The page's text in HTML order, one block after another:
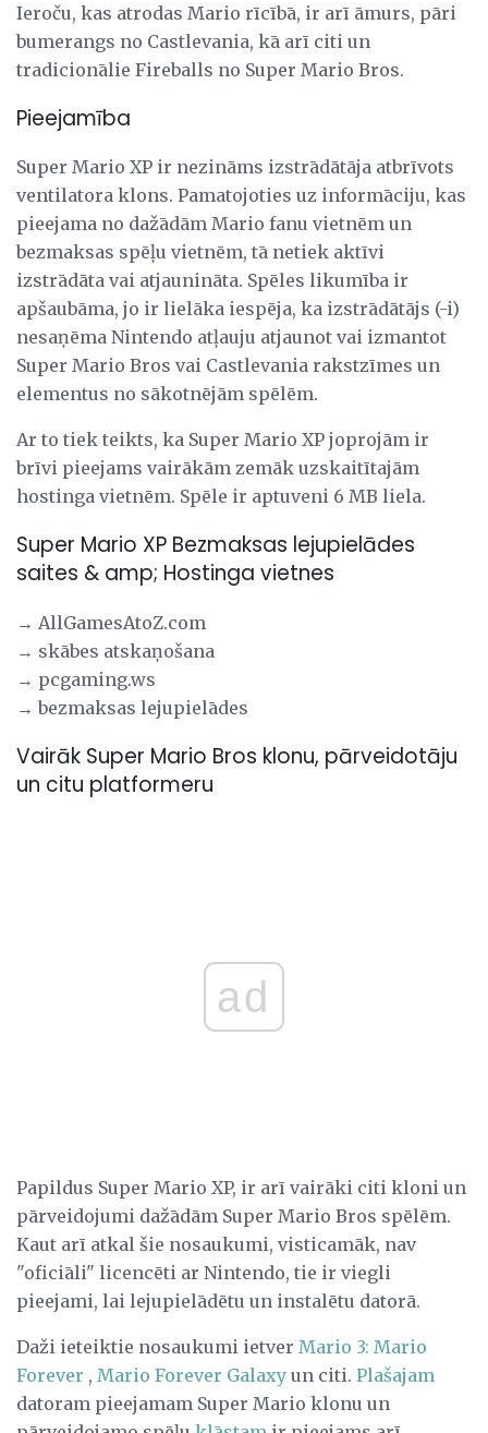
Ieroču, kas atrodas Mario rīcībā, ir arī āmurs, pāri
bumerangs no Castlevania, kā arī citi un
tradicionālie Fireballs no Super Mario Bros.
Pieejamība
Super Mario XP ir nezināms izstrādātāja atbrīvots
ventilatora klons. Pamatojoties uz informāciju, kas
pieejama no dažādām Mario fanu vietnēm un
bezmaksas spēļu vietnēm, tā netiek aktīvi
izstrādāta vai atjaunināta. Spēles likumība ir
apšaubāma, jo ir lielāka iespēja, ka izstrādātājs (-i)
nesaņēma Nintendo atļauju atjaunot vai izmantot
Super Mario Bros vai Castlevania rakstzīmes un
elementus no sākotnējām spēlēm.
Ar to tiek teikts, ka Super Mario XP joprojām ir
brīvi pieejams vairākām zemāk uzskaitītajām
hostinga vietnēm. Spēle ir aptuveni 6 MB liela.
Super Mario XP Bezmaksas lejupielādes
saites & amp; Hostinga vietnes
→ AllGamesAtoZ.com
→ skābes atskaņošana
→ pcgaming.ws
→ bezmaksas lejupielādes
Vairāk Super Mario Bros klonu, pārveidotāju
un citu platformeru
ad
Papildus Super Mario XP, ir arī vairāki citi kloni un
pārveidojumi dažādām Super Mario Bros spēlēm.
Kaut arī atkal šie nosaukumi, visticamāk, nav
"oficiāli" licencēti ar Nintendo, tie ir viegli
pieejami, lai lejupielādētu un instalētu datorā.
Daži ieteiktie nosaukumi ietver Mario 3: Mario
Forever , Mario Forever Galaxy un citi. Plašajam
datoram pieejamam Super Mario klonu un